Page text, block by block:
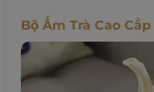
Bộ Ấm Trà Cao Cấp